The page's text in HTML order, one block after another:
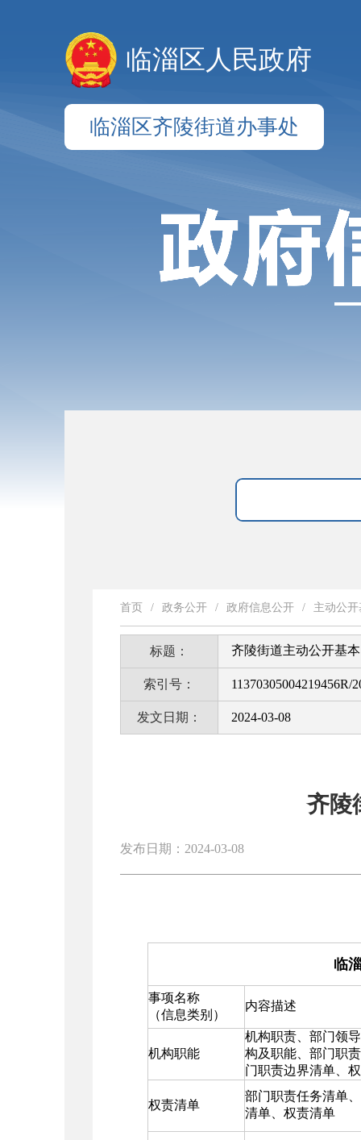
临淄区人民政府
临淄区齐陵街道办事处
首页 / 政务公开 / 政府信息公开 / 主动公
标题： 齐陵街道主动公开基
索引号： 11370305004219456R/
发文日期： 2024-03-08
齐陵
发布日期：2024-03-08
临
事项名称
（信息类别）
内容描述
机构职能
机构职责、部门领
构及职能、部门职
门职责边界清单、
权责清单
部门职责任务清单
清单、权责清单